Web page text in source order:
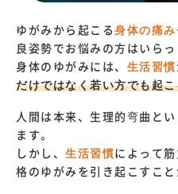
ゆがみから起こる 身体の痛み
良姿勢でお悩みの方はいら
身体のゆがみには、 生活習慣
だけではなく若い方でも起
人間は本来、生理的弯曲とい
ます。
しかし、 生活習慣によって
格のゆがみを引き起こすこと